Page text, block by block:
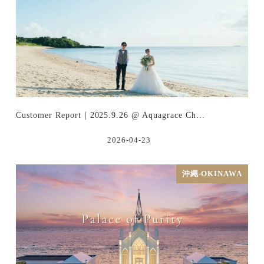
Customer Report｜2025.9.26 @ Aquagrace Ch…
2026-04-23
沖繩-OKINAWA